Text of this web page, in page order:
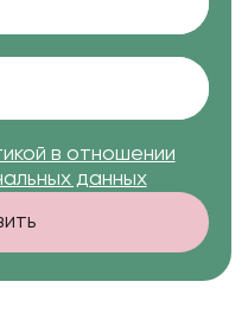
в отношении
данных